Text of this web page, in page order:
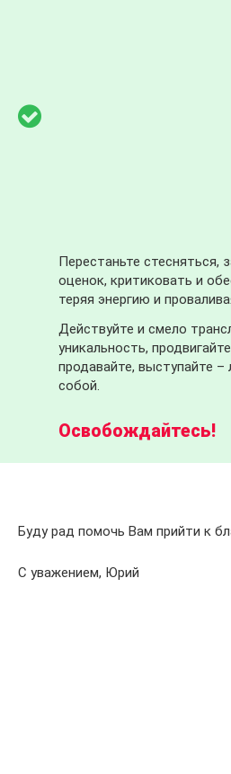
Перестаньте стесняться,
оценок, критиковать и
теряя энергию и
Действуйте и смело
уникальность,
продавайте, выступайте –
собой.
Освобождайтесь!
Буду рад помочь Вам прийти к
С уважением, Юрий